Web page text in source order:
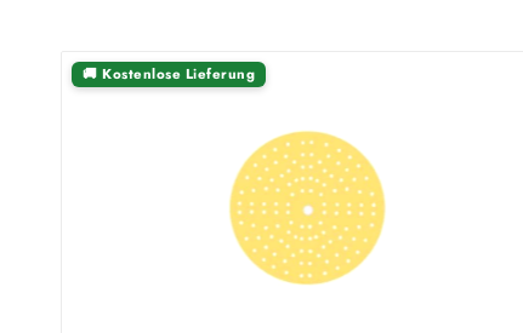
🚚 Kostenlose Lieferung